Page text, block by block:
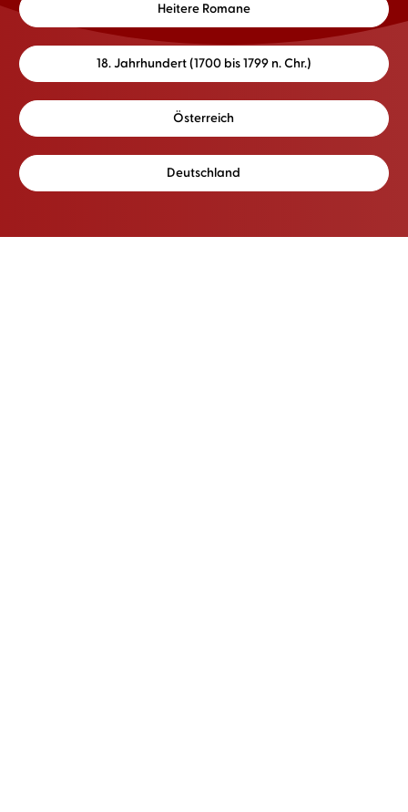
Heitere Romane
18. Jahrhundert (1700 bis 1799 n. Chr.)
Österreich
Deutschland